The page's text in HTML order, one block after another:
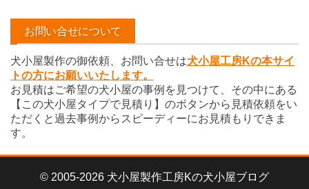
イ
お問い合せについて
犬小屋製作の御依頼、お問い合せは犬小屋工房Kの本サイ
トの方にお願いいたします。
お見積はご希望の犬小屋の事例を見つけて、その中にある
【この犬小屋タイプで見積り】のボタンから見積依頼をい
ただくと過去事例からスピーディーにお見積もりできま
す。
© 2005-2026 犬小屋製作工房Kの犬小屋ブログ